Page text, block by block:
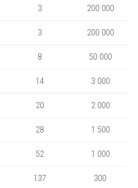
3 200 000
3 200 000
8 50 000
14 3 000
20 2 000
28 1 500
52 1 000
137 300